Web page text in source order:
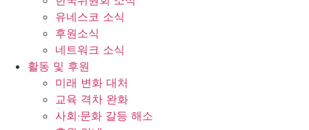
유네스코 소식
후원소식
네트워크 소식
활동 및 후원
미래 변화 대처
교육 격차 완화
사회∙문화 갈등 해소